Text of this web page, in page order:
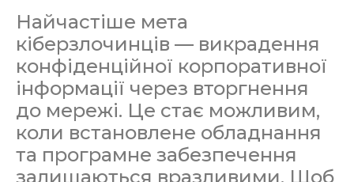
Найчастіше мета
кіберзлочинців — викрадення
конфіденційної корпоративної
інформації через вторгнення
до мережі. Це стає можливим,
коли встановлене обладнання
та програмне забезпечення
залишаються вразливими. Щоб